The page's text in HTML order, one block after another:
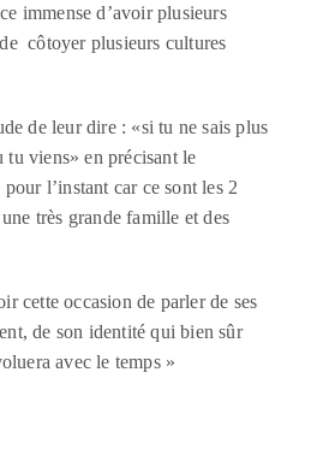
immense d’avoir plusieurs
côtoyer plusieurs cultures
de leur dire : «si tu ne sais plus
tu viens» en précisant le
l’instant car ce sont les 2
très grande famille et des
cette occasion de parler de ses
de son identité qui bien sûr
avec le temps»